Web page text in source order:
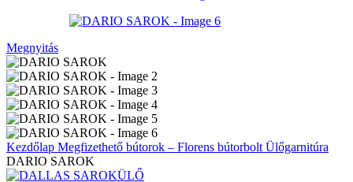
Megnyitás
Kezdőlap Megfizethető bútorok – Florens bútorbolt Ülőgarnitúra
DARIO SAROK